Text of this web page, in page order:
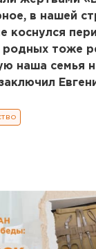
в нашей
коснулся
родных тоже
наша семья